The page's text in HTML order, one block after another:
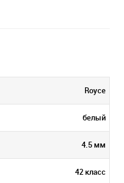
Royce
белый
4.5 мм
42 класс